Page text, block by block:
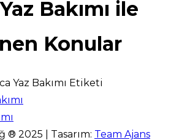
Bakımı ile
Konular
Yaz Bakımı Etiketi
® 2025 | Tasarım: Team Ajans